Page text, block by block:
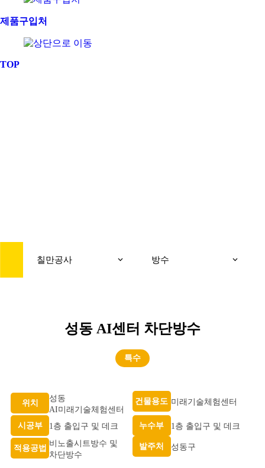
제품구입처
TOP
칠만공사 방수
성동 AI센터 차단방수
특수
위치
성동
AI미래기술체험센터
건물용도 미래기술체험센터
시공부 1층 출입구 및 데크 누수부 1층 출입구 및 데크
적용공법
비노출시트방수 및
차단방수
발주처 성동구